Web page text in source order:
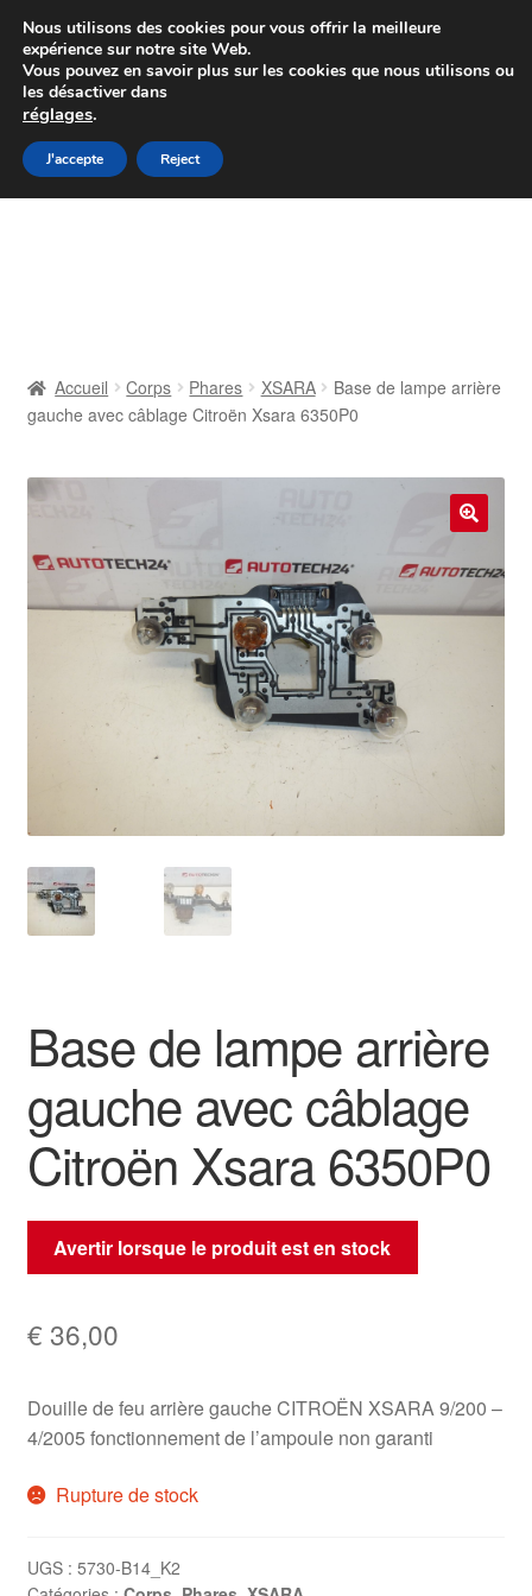
Colissimo livraison à partir de 7 EUR
Du lundi au vendredi de 9 h à 16 h
Aller
à
Aller
au
Contact
Livraison
Livraison internationale
Mon compte
Politique de confidentialité
Procédure de Réclamation
Accueil Corps Phares XSARA
Base de lampe arrière
gauche avec câblage Citroën Xsara 6350P0
Base de lampe arrière
gauche avec câblage
Citroën Xsara 6350P0
Avertir lorsque le produit est en stock
€ 36,00
Douille de feu arrière gauche CITROËN XSARA 9/200 –
4/2005 fonctionnement de l’ampoule non garanti
Rupture de stock
UGS : 5730-B14_K2
Nous utilisons des cookies pour vous offrir la meilleure
expérience sur notre site Web.
Vous pouvez en savoir plus sur les cookies que nous utilisons ou
les désactiver dans
réglages.
J'accepte Reject